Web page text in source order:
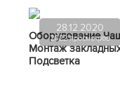
28.12.2020
2022 просмотров
Оборудование
Монтаж
Подсветка